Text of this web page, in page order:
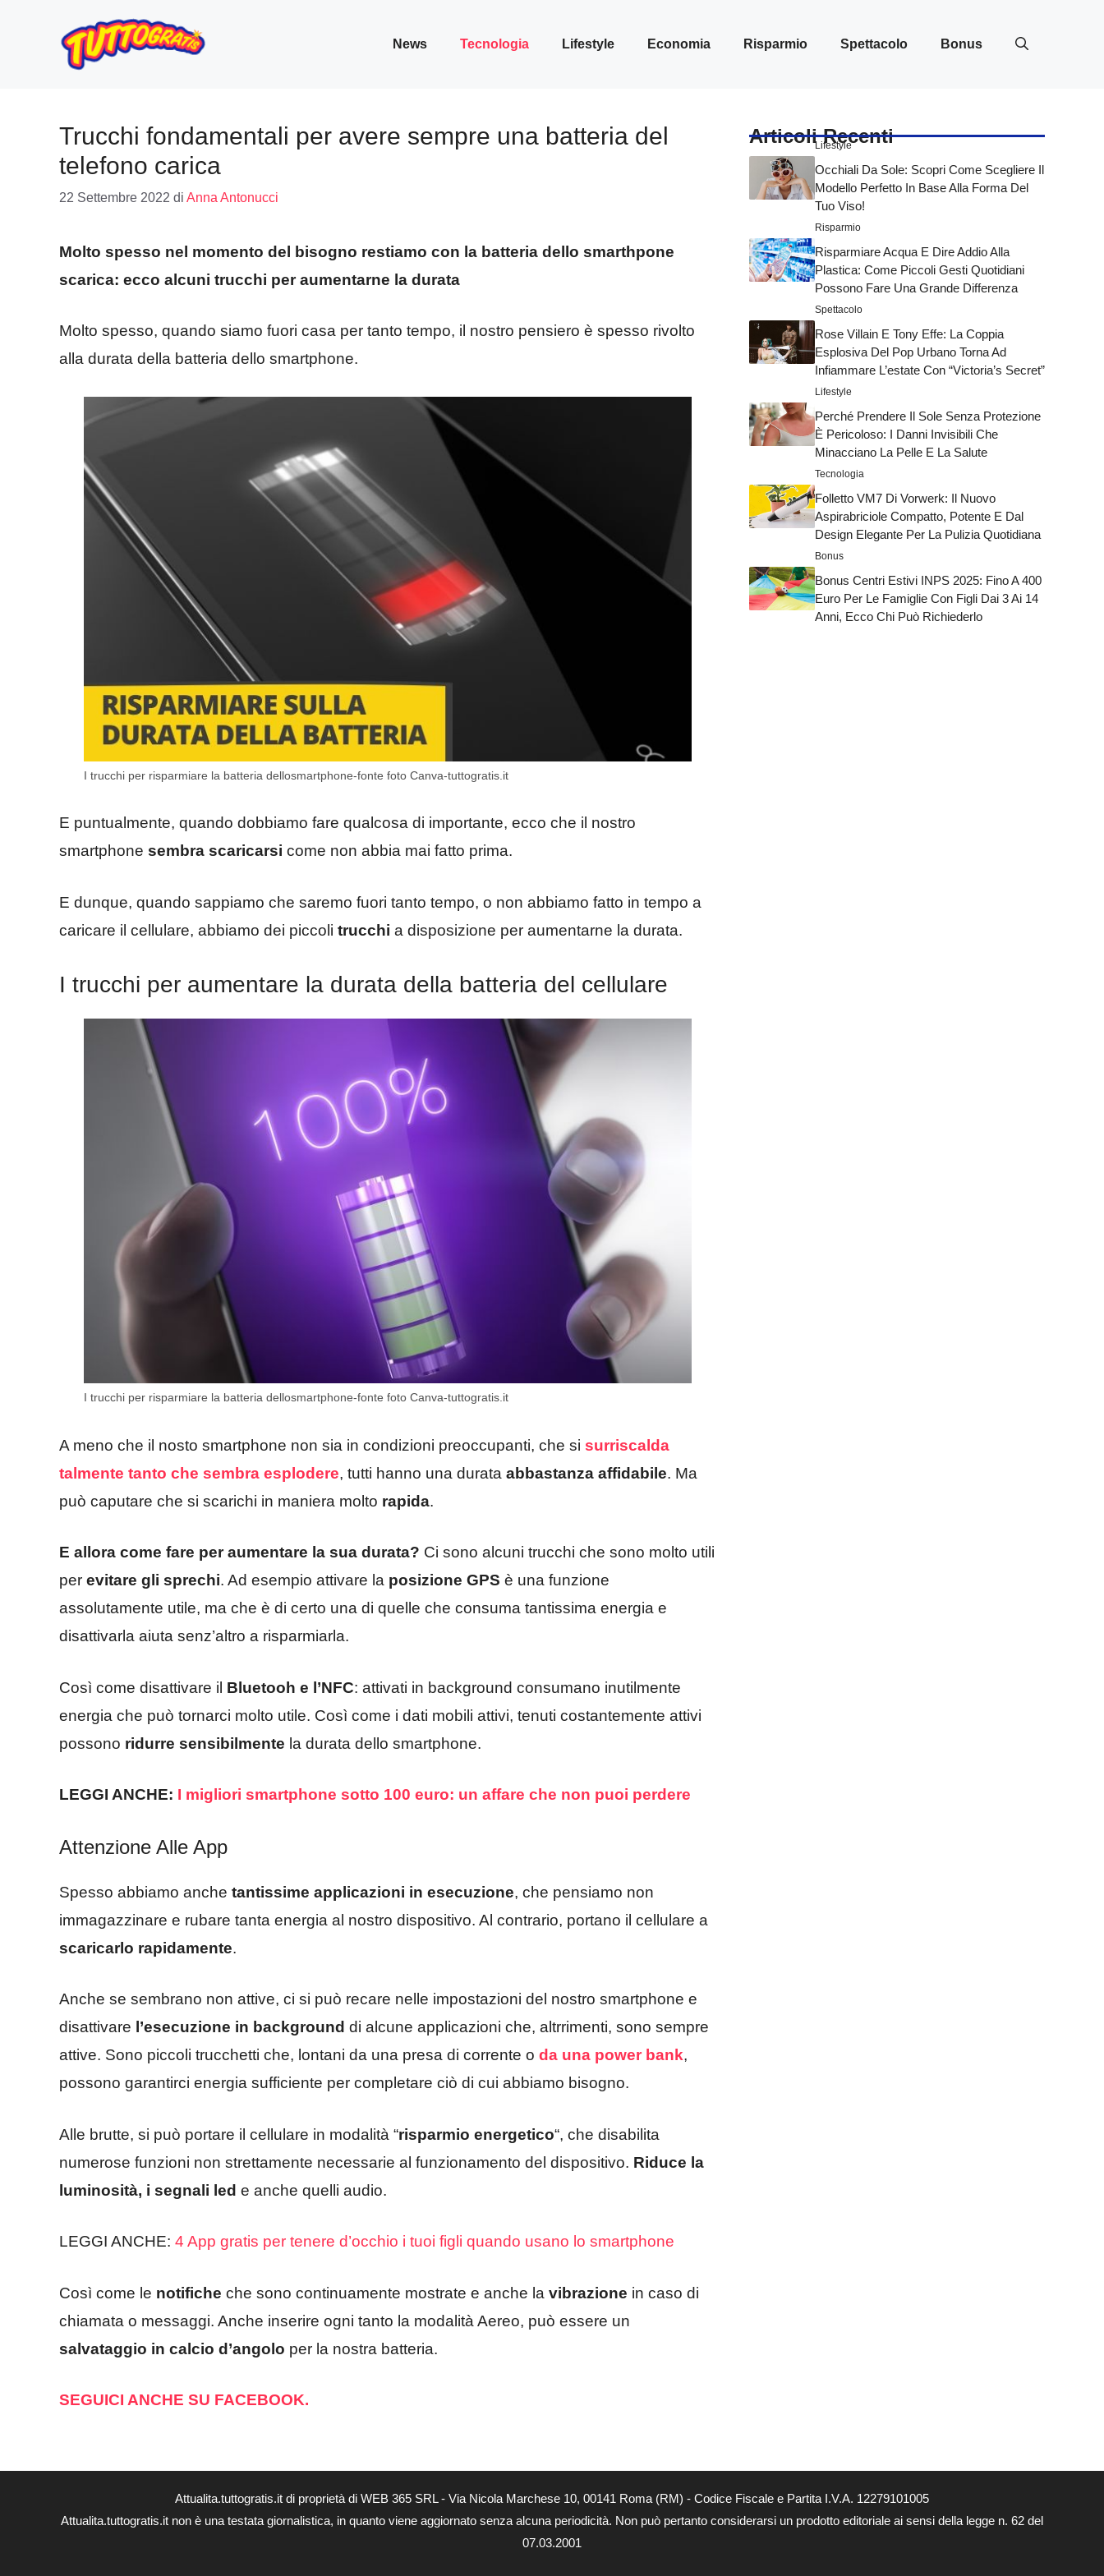
contenuto
News Tecnologia Lifestyle Economia Risparmio Spettacolo Bonus
Trucchi fondamentali per avere sempre una batteria del
telefono carica
22 Settembre 2022 di Anna Antonucci
Molto spesso nel momento del bisogno restiamo con la batteria dello smarthpone
scarica: ecco alcuni trucchi per aumentarne la durata
Molto spesso, quando siamo fuori casa per tanto tempo, il nostro pensiero è spesso rivolto
alla durata della batteria dello smartphone.
I trucchi per risparmiare la batteria dellosmartphone-fonte foto Canva-tuttogratis.it
E puntualmente, quando dobbiamo fare qualcosa di importante, ecco che il nostro
smartphone sembra scaricarsi come non abbia mai fatto prima.
E dunque, quando sappiamo che saremo fuori tanto tempo, o non abbiamo fatto in tempo a
caricare il cellulare, abbiamo dei piccoli trucchi a disposizione per aumentarne la durata.
I trucchi per aumentare la durata della batteria del cellulare
I trucchi per risparmiare la batteria dellosmartphone-fonte foto Canva-tuttogratis.it
A meno che il nosto smartphone non sia in condizioni preoccupanti, che si surriscalda
talmente tanto che sembra esplodere, tutti hanno una durata abbastanza affidabile. Ma
può caputare che si scarichi in maniera molto rapida.
E allora come fare per aumentare la sua durata? Ci sono alcuni trucchi che sono molto utili
per evitare gli sprechi. Ad esempio attivare la posizione GPS è una funzione
assolutamente utile, ma che è di certo una di quelle che consuma tantissima energia e
disattivarla aiuta senz’altro a risparmiarla.
Così come disattivare il Bluetooh e l’NFC: attivati in background consumano inutilmente
energia che può tornarci molto utile. Così come i dati mobili attivi, tenuti costantemente attivi
possono ridurre sensibilmente la durata dello smartphone.
LEGGI ANCHE: I migliori smartphone sotto 100 euro: un affare che non puoi perdere
Attenzione Alle App
Spesso abbiamo anche tantissime applicazioni in esecuzione, che pensiamo non
immagazzinare e rubare tanta energia al nostro dispositivo. Al contrario, portano il cellulare a
scaricarlo rapidamente.
Anche se sembrano non attive, ci si può recare nelle impostazioni del nostro smartphone e
disattivare l’esecuzione in background di alcune applicazioni che, altrrimenti, sono sempre
attive. Sono piccoli trucchetti che, lontani da una presa di corrente o da una power bank,
possono garantirci energia sufficiente per completare ciò di cui abbiamo bisogno.
Alle brutte, si può portare il cellulare in modalità “risparmio energetico“, che disabilita
numerose funzioni non strettamente necessarie al funzionamento del dispositivo. Riduce la
luminosità, i segnali led e anche quelli audio.
LEGGI ANCHE: 4 App gratis per tenere d’occhio i tuoi figli quando usano lo smartphone
Così come le notifiche che sono continuamente mostrate e anche la vibrazione in caso di
chiamata o messaggi. Anche inserire ogni tanto la modalità Aereo, può essere un
salvataggio in calcio d’angolo per la nostra batteria.
SEGUICI ANCHE SU FACEBOOK.
Articoli Recenti
Lifestyle
Occhiali Da Sole: Scopri Come Scegliere Il
Modello Perfetto In Base Alla Forma Del
Tuo Viso!
Risparmio
Risparmiare Acqua E Dire Addio Alla
Plastica: Come Piccoli Gesti Quotidiani
Possono Fare Una Grande Differenza
Spettacolo
Rose Villain E Tony Effe: La Coppia
Esplosiva Del Pop Urbano Torna Ad
Infiammare L’estate Con “Victoria’s Secret”
Lifestyle
Perché Prendere Il Sole Senza Protezione
È Pericoloso: I Danni Invisibili Che
Minacciano La Pelle E La Salute
Tecnologia
Folletto VM7 Di Vorwerk: Il Nuovo
Aspirabriciole Compatto, Potente E Dal
Design Elegante Per La Pulizia Quotidiana
Bonus
Bonus Centri Estivi INPS 2025: Fino A 400
Euro Per Le Famiglie Con Figli Dai 3 Ai 14
Anni, Ecco Chi Può Richiederlo
Attualita.tuttogratis.it di proprietà di WEB 365 SRL - Via Nicola Marchese 10, 00141 Roma (RM) - Codice Fiscale e Partita I.V.A. 12279101005
Attualita.tuttogratis.it non è una testata giornalistica, in quanto viene aggiornato senza alcuna periodicità. Non può pertanto considerarsi un prodotto editoriale ai sensi della legge n. 62 del
07.03.2001